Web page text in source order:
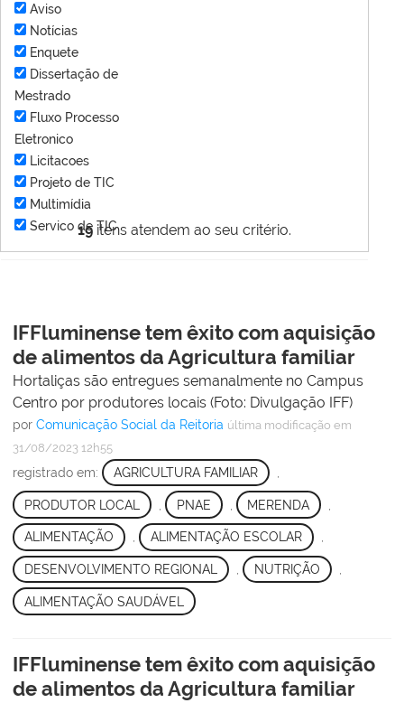
19 itens atendem ao seu critério.
Aviso
Notícias
Enquete
Dissertação de
Mestrado
Fluxo Processo
Eletronico
Licitacoes
Projeto de TIC
Multimídia
Servico de TIC
IFFluminense tem êxito com aquisição
de alimentos da Agricultura familiar
Hortaliças são entregues semanalmente no Campus
Centro por produtores locais (Foto: Divulgação IFF)
por Comunicação Social da Reitoria última modificação em
31/08/2023 12h55
registrado em: AGRICULTURA FAMILIAR
PRODUTOR LOCAL PNAE MERENDA
ALIMENTAÇÃO , ALIMENTAÇÃO ESCOLAR ,
DESENVOLVIMENTO REGIONAL NUTRIÇÃO
ALIMENTAÇÃO SAUDÁVEL
IFFluminense tem êxito com aquisição
de alimentos da Agricultura familiar